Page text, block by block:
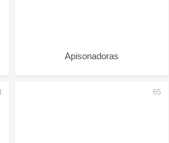
Apisonadoras